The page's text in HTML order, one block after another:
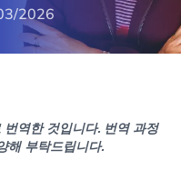
2026
역한 것입니다. 번역 과정
해 부탁드립니다.